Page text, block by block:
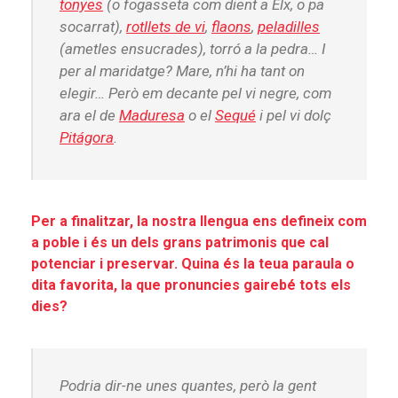
tonyes (o fogasseta com dient a Elx, o pa
socarrat), rotllets de vi, flaons, peladilles
(ametles ensucrades), torró a la pedra… I
per al maridatge? Mare, n’hi ha tant on
elegir… Però em decante pel vi negre, com
ara el de Maduresa o el Sequé i pel vi dolç
Pitágora.
Per a finalitzar, la nostra llengua ens defineix com
a poble i és un dels grans patrimonis que cal
potenciar i preservar. Quina és la teua paraula o
dita favorita, la que pronuncies gairebé tots els
dies?
Podria dir-ne unes quantes, però la gent